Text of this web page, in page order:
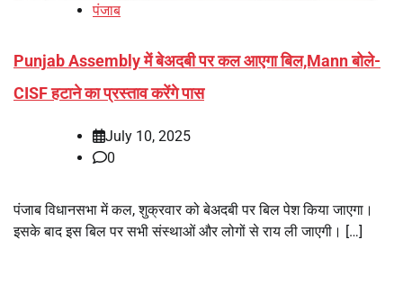
पंजाब
Punjab Assembly में बेअदबी पर कल आएगा बिल,Mann बोले-
CISF हटाने का प्रस्ताव करेंगे पास
July 10, 2025
0
पंजाब विधानसभा में कल, शुक्रवार को बेअदबी पर बिल पेश किया जाएगा।
इसके बाद इस बिल पर सभी संस्थाओं और लोगों से राय ली जाएगी। […]